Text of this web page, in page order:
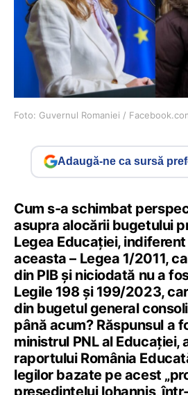
Foto: Guvernul Romaniei /
Adaugă-ne ca sursă
Cum s-a schimbat
asupra alocării bugetului
Legea Educației,
aceasta – Legea 1/2011,
din PIB și niciodată nu a
Legile 198 și 199/2023,
din bugetul general
până acum? Răspunsul a
ministrul PNL al Educației,
raportului România
legilor bazate pe acest
președintelui Iohannis,